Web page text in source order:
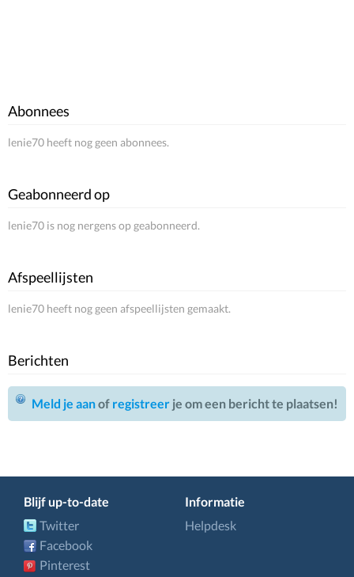
Abonnees
lenie70 heeft nog geen abonnees.
Geabonneerd op
lenie70 is nog nergens op geabonneerd.
Afspeellijsten
lenie70 heeft nog geen afspeellijsten gemaakt.
Berichten
Meld je aanof registreer je om een bericht te plaatsen!
Blijf up-to-date
Twitter
Facebook
Pinterest
Informatie
Helpdesk